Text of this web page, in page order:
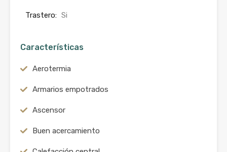
Trastero: Si
Características
Aerotermia
Armarios empotrados
Ascensor
Buen acercamiento